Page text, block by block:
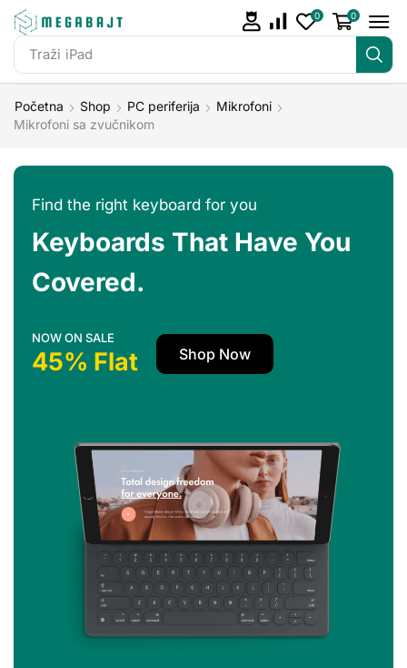
Traži iPad
0 0
Početna Shop PC periferija
Mikrofoni
Mikrofoni sa zvučnikom
Find the right keyboard for you
Keyboards That Have You
Covered.
NOW ON SALE
45% Flat Shop Now